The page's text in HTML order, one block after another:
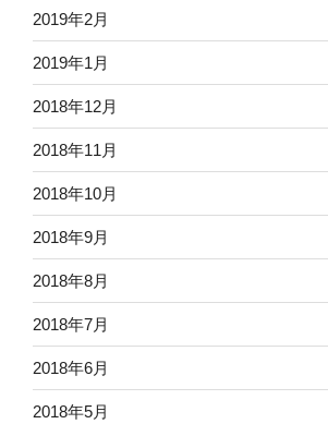
2019年2月
2019年1月
2018年12月
2018年11月
2018年10月
2018年9月
2018年8月
2018年7月
2018年6月
2018年5月